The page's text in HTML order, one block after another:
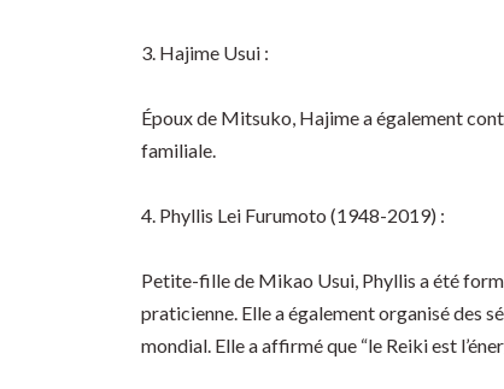
3. Hajime Usui :
Époux de Mitsuko, Hajime a également
familiale.
4. Phyllis Lei Furumoto (1948-2019) :
Petite-fille de Mikao Usui, Phyllis a été
praticienne. Elle a également organisé des
mondial. Elle a affirmé que “le Reiki est